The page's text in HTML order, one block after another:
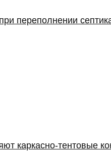
переполнении
каркасно‑тентовые